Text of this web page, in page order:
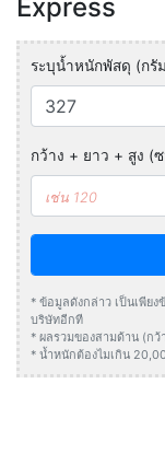
Express
ระบุน้ำหนักพัสดุ (กรั
กว้าง + ยาว + สูง (
* ข้อมูลดังกล่าว เป็นเพีย
บริษัทอีกที
* ผลรวมของสามด้าน (กว้
* น้ำหนักต้องไมเกิน